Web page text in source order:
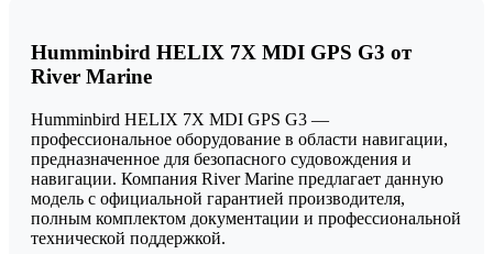
Humminbird HELIX 7X MDI GPS G3 от
River Marine
Humminbird HELIX 7X MDI GPS G3 —
профессиональное оборудование в области навигации,
предназначенное для безопасного судовождения и
навигации. Компания River Marine предлагает данную
модель с официальной гарантией производителя,
полным комплектом документации и профессиональной
технической поддержкой.